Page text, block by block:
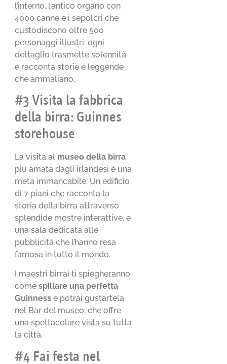
l’interno, l’antico organo con
4000 canne e i sepolcri che
custodiscono oltre 500
personaggi illustri: ogni
dettaglio trasmette solennità
e racconta storie e leggende
che ammaliano.
#3 Visita la fabbrica
della birra: Guinnes
storehouse
La visita al museo della birra
più amata dagli irlandesi è una
meta immancabile. Un edificio
di 7 piani che racconta la
storia della birra attraverso
splendide mostre interattive, e
una sala dedicata alle
pubblicità che l’hanno resa
famosa in tutto il mondo.
I maestri birrai ti spiegheranno
comespillare una perfetta
Guinness e potrai gustartela
nel Bar del museo, che offre
una spettacolare vista su tutta
la città.
#4 Fai festa nel